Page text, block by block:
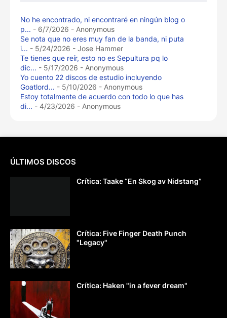
No he encontrado, ni encontraré en ningún blog o
p... - 6/7/2026 - Anonymous
Se nota que no eres muy fan de la banda, ni puta
i... - 5/24/2026 - Jose Hammer
Te tienes que reír, esto no es Sepultura pq lo
dic... - 5/17/2026 - Anonymous
Yo cuento 22 discos de estudio incluyendo
Goatlord... - 5/10/2026 - Anonymous
Estoy totalmente de acuerdo con todo lo que has
di... - 4/23/2026 - Anonymous
ÚLTIMOS DISCOS
Crítica: Taake “En Skog av Nidstang”
Crítica: Five Finger Death Punch
"Legacy"
Crítica: Haken "in a fever dream"